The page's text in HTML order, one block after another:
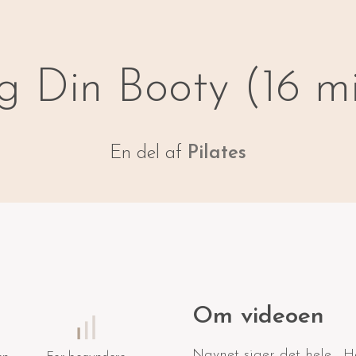
Din Booty (16
En del af Pilates
Om videoen